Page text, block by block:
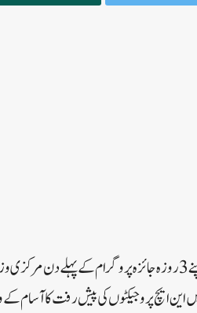
نئی دلی:شمال مشرقی علاقہ اور سکم میں قومی شاہراہ پروجیکٹوں کے اپنے 3 روزہ
این ایچ پروجیکٹوں کی پیش رفت کا آسام